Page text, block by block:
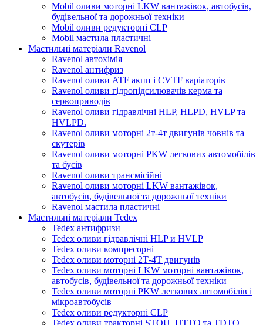
Mobil оливи моторні LKW вантажівок, автобусів,
будівельної та дорожньої техніки
Mobil оливи редукторні CLP
Mobil мастила пластичні
Мастильні матеріали Ravenol
Ravenol автохімія
Ravenol антифриз
Ravenol оливи ATF акпп і CVTF варіаторів
Ravenol оливи гідропідсилювачів керма та
сервоприводів
Ravenol оливи гідравлічні HLP, HLPD, HVLP та
HVLPD.
Ravenol оливи моторні 2т-4т двигунів човнів та
скутерів
Ravenol оливи моторні PKW легкових автомобілів
та бусів
Ravenol оливи трансмісійні
Ravenol оливи моторні LKW вантажівок,
автобусів, будівельної та дорожньої техніки
Ravenol мастила пластичні
Мастильні матеріали Tedex
Tedex антифризи
Tedex оливи гідравлічні HLP и HVLP
Tedex оливи компресорні
Tedex оливи моторні 2Т-4Т двигунів
Tedex оливи моторні LKW моторні вантажівок,
автобусів, будівельної та дорожньої техніки
Tedex оливи моторні PKW легкових автомобілів і
мікроавтобусів
Tedex оливи редукторні CLP
Tedex оливи тракторні STOU, UTTO та TDTO